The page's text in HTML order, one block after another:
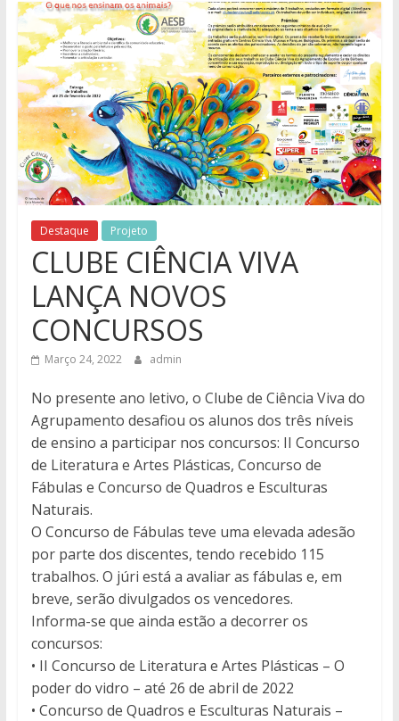
Destaque Projeto
CLUBE CIÊNCIA VIVA
LANÇA NOVOS
CONCURSOS
Março 24, 2022 admin
No presente ano letivo, o Clube de Ciência Viva do
Agrupamento desafiou os alunos dos três níveis
de ensino a participar nos concursos: II Concurso
de Literatura e Artes Plásticas, Concurso de
Fábulas e Concurso de Quadros e Esculturas
Naturais.
O Concurso de Fábulas teve uma elevada adesão
por parte dos discentes, tendo recebido 115
trabalhos. O júri está a avaliar as fábulas e, em
breve, serão divulgados os vencedores.
Informa-se que ainda estão a decorrer os
concursos:
• II Concurso de Literatura e Artes Plásticas – O
poder do vidro – até 26 de abril de 2022
• Concurso de Quadros e Esculturas Naturais –